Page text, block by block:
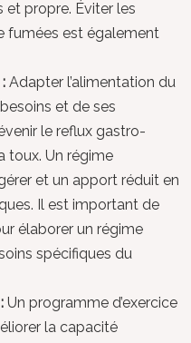
et propre. Éviter les
fumées est également
Adapter l’alimentation du
et de ses
le reflux gastro-
toux. Un régime
et un apport réduit en
Il est important de
élaborer un régime
spécifiques du
Un programme d’exercice
la capacité